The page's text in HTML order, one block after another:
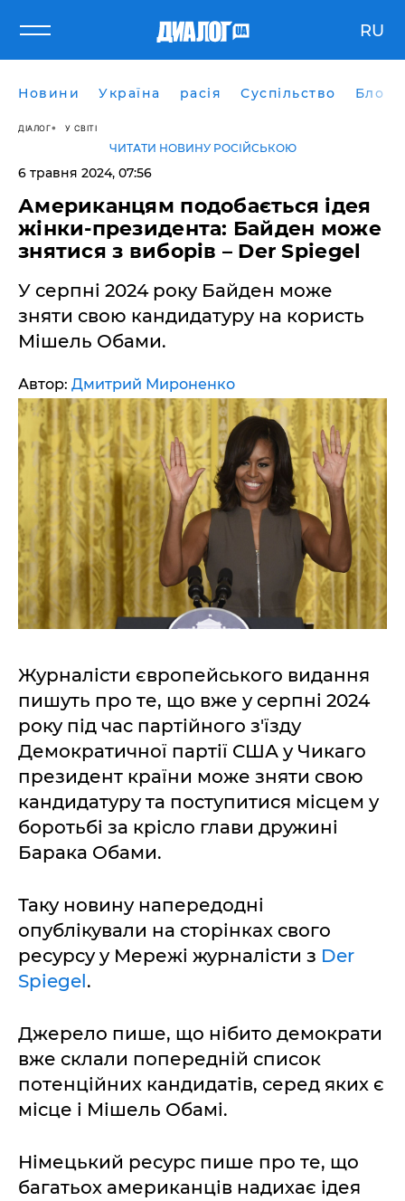
RU
Новини Україна расія Суспільство Блоги
ДІАЛОГ У СВІТІ
ЧИТАТИ НОВИНУ РОСІЙСЬКОЮ
6 травня 2024, 07:56
Американцям подобається ідея
жінки-президента: Байден може
знятися з виборів – Der Spiegel
У серпні 2024 року Байден може
зняти свою кандидатуру на користь
Мішель Обами.
Автор: Дмитрий Мироненко
Журналісти європейського видання
пишуть про те, що вже у серпні 2024
року під час партійного з'їзду
Демократичної партії США у Чикаго
президент країни може зняти свою
кандидатуру та поступитися місцем у
боротьбі за крісло глави дружині
Барака Обами.
Таку новину напередодні
опублікували на сторінках свого
ресурсу у Мережі журналісти з Der
Spiegel.
Джерело пише, що нібито демократи
вже склали попередній список
потенційних кандидатів, серед яких є
місце і Мішель Обамі.
Німецький ресурс пише про те, що
багатьох американців надихає ідея